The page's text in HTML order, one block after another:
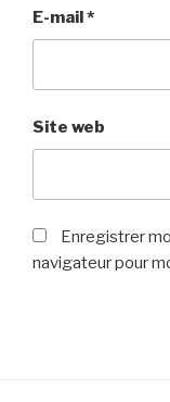
E-mail *
Site web
Enregistrer
navigateur pour